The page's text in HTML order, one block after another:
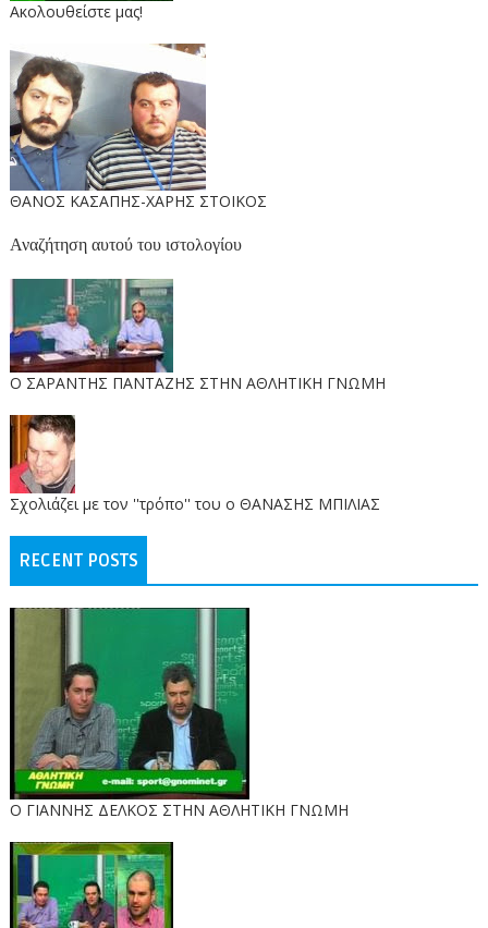
Ακολουθείστε μας!
ΘΑΝΟΣ ΚΑΣΑΠΗΣ-ΧΑΡΗΣ ΣΤΟΙΚΟΣ
Αναζήτηση αυτού του ιστολογίου
O ΣΑΡΑΝΤΗΣ ΠΑΝΤΑΖΗΣ ΣΤΗΝ ΑΘΛΗΤΙΚΗ ΓΝΩΜΗ
Σχολιάζει με τον ''τρόπο'' του ο ΘΑΝΑΣΗΣ ΜΠΙΛΙΑΣ
RECENT POSTS
Ο ΓΙΑΝΝΗΣ ΔΕΛΚΟΣ ΣΤΗΝ ΑΘΛΗΤΙΚΗ ΓΝΩΜΗ